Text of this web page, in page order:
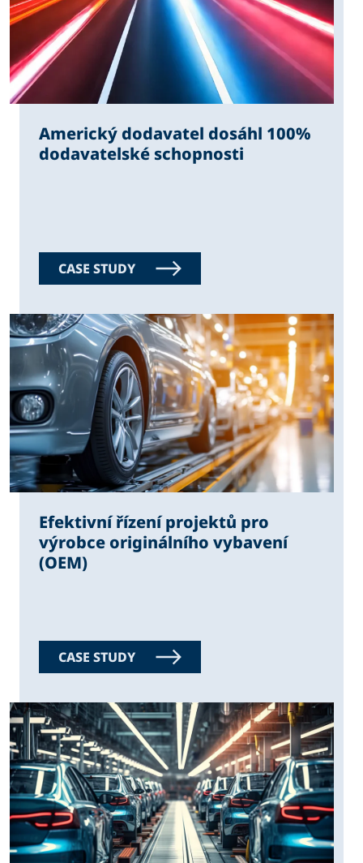
Americký dodavatel dosáhl 100%
dodavatelské schopnosti
CASE STUDY
Efektivní řízení projektů pro
výrobce originálního vybavení
(OEM)
CASE STUDY